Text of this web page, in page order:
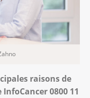
raisons de
0800 11